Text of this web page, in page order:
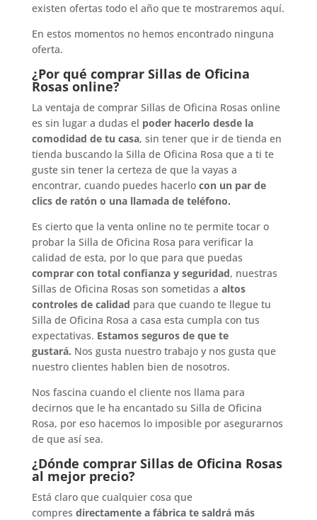
existen ofertas todo el año que te mostraremos aquí.
En estos momentos no hemos encontrado ninguna
oferta.
¿Por qué comprar Sillas de Oficina
Rosas online?
La ventaja de comprar Sillas de Oficina Rosas online
es sin lugar a dudas el poder hacerlo desde la
comodidad de tu casa, sin tener que ir de tienda en
tienda buscando la Silla de Oficina Rosa que a ti te
guste sin tener la certeza de que la vayas a
encontrar, cuando puedes hacerlo con un par de
clics de ratón o una llamada de teléfono.
Es cierto que la venta online no te permite tocar o
probar la Silla de Oficina Rosa para verificar la
calidad de esta, por lo que para que puedas
comprar con total confianza y seguridad, nuestras
Sillas de Oficina Rosas son sometidas a altos
controles de calidad para que cuando te llegue tu
Silla de Oficina Rosa a casa esta cumpla con tus
expectativas. Estamos seguros de que te
gustará. Nos gusta nuestro trabajo y nos gusta que
nuestro clientes hablen bien de nosotros.
Nos fascina cuando el cliente nos llama para
decirnos que le ha encantado su Silla de Oficina
Rosa, por eso hacemos lo imposible por asegurarnos
de que así sea.
¿Dónde comprar Sillas de Oficina Rosas
al mejor precio?
Está claro que cualquier cosa que
compres directamente a fábrica te saldrá más